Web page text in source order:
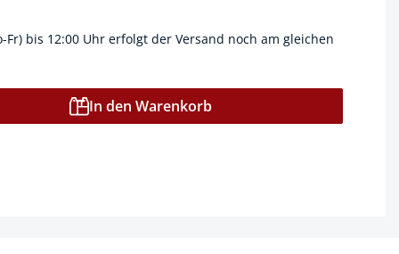
Fr) bis 12:00 Uhr erfolgt der Versand noch am gleichen
In den Warenkorb